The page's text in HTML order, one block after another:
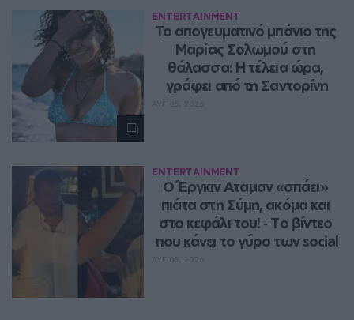
ENTERTAINMENT
Το απογευματινό μπάνιο της
Μαρίας Σολωμού στη
θάλασσα: Η τέλεια ώρα,
γράφει από τη Σαντορίνη
ENTERTAINMENT
Ο Έργκιν Αταμαν «σπάει»
πιάτα στη Σύμη, ακόμα και
στο κεφάλι του! ‑ Tο βίντεο
που κάνει το γύρο των social